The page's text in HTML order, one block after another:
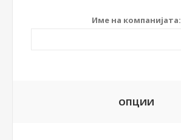
Име на компанијата:
ОПЦИИ